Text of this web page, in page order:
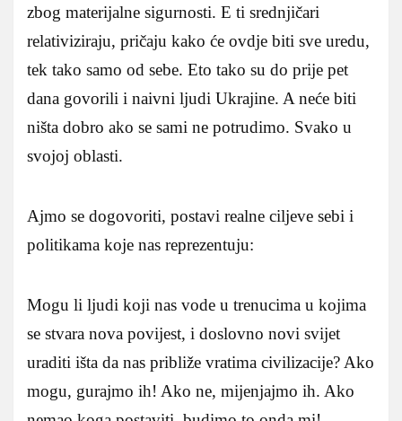
zbog materijalne sigurnosti. E ti srednjičari
relativiziraju, pričaju kako će ovdje biti sve uredu,
tek tako samo od sebe. Eto tako su do prije pet
dana govorili i naivni ljudi Ukrajine. A neće biti
ništa dobro ako se sami ne potrudimo. Svako u
svojoj oblasti.
Ajmo se dogovoriti, postavi realne ciljeve sebi i
politikama koje nas reprezentuju:
Mogu li ljudi koji nas vode u trenucima u kojima
se stvara nova povijest, i doslovno novi svijet
uraditi išta da nas približe vratima civilizacije? Ako
mogu, gurajmo ih! Ako ne, mijenjajmo ih. Ako